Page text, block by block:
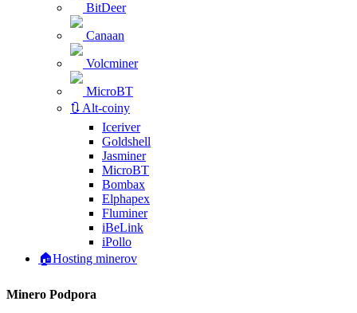
BitDeer
Canaan
Volcminer
MicroBT
🔃 Alt-coiny
Iceriver
Goldshell
Jasminer
MicroBT
Bombax
Elphapex
Fluminer
iBeLink
iPollo
🏠Hosting minerov
Minero Podpora